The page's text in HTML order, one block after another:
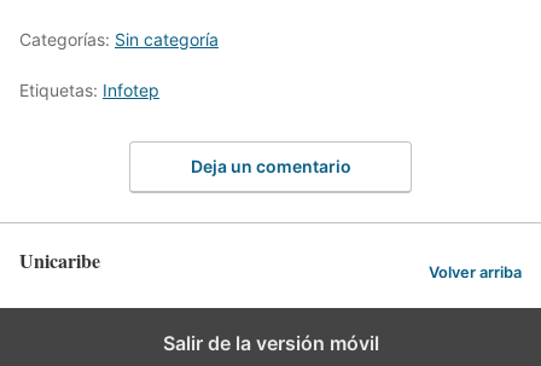
Categorías: Sin categoría
Etiquetas: Infotep
Deja un comentario
Unicaribe Volver arriba
Salir de la versión móvil